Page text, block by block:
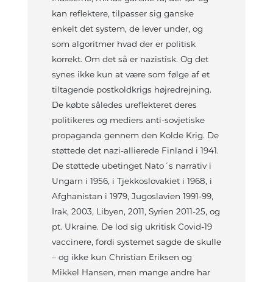
kan reflektere, tilpasser sig ganske
enkelt det system, de lever under, og
som algoritmer hvad der er politisk
korrekt. Om det så er nazistisk. Og det
synes ikke kun at være som følge af et
tiltagende postkoldkrigs højredrejning.
De købte således ureflekteret deres
politikeres og mediers anti-sovjetiske
propaganda gennem den Kolde Krig. De
støttede det nazi-allierede Finland i 1941.
De støttede ubetinget Nato´s narrativ i
Ungarn i 1956, i Tjekkoslovakiet i 1968, i
Afghanistan i 1979, Jugoslavien 1991-99,
Irak, 2003, Libyen, 2011, Syrien 2011-25, og
pt. Ukraine. De lod sig ukritisk Covid-19
vaccinere, fordi systemet sagde de skulle
– og ikke kun Christian Eriksen og
Mikkel Hansen, men mange andre har